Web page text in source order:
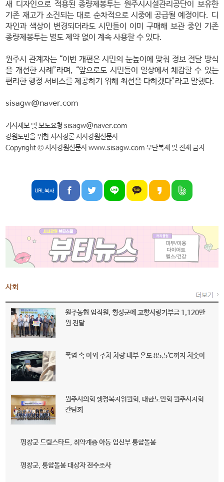
새 디자인으로 적용된 종량제봉투는 원주시시설관리공단이 보유한
기존 재고가 소진되는 대로 순차적으로 시중에 공급될 예정이다. 디
자인과 색상이 변경되더라도 시민들이 이미 구매해 보관 중인 기존
종량제봉투는 별도 제약 없이 계속 사용할 수 있다.
원주시 관계자는 “이번 개편은 시민의 눈높이에 맞춰 정보 전달 방식
을 개선한 사례”라며, “앞으로도 시민들이 일상에서 체감할 수 있는
편리한 행정 서비스를 제공하기 위해 최선을 다하겠다”라고 말했다.
sisagw@naver.com
기사제보 및 보도요청 sisagw@naver.com
강원도민을 위한 시사정론 시사강원신문사
Copyright © 시사강원신문사 www.sisagw.com 무단복제 및 전재 금지
사회
원주농협 임직원, 횡성군에 고향사랑기부금 1,120만
원 전달
폭염 속 야외 주차 차량 내부 온도 85.5℃까지 치솟아
원주시의회 행정복지위원회, 대한노인회 원주시지회
간담회
평창군 드림스타트, 취약계층 아동 임신부 통합돌봄
평창군, 통합돌봄 대상자 전수조사